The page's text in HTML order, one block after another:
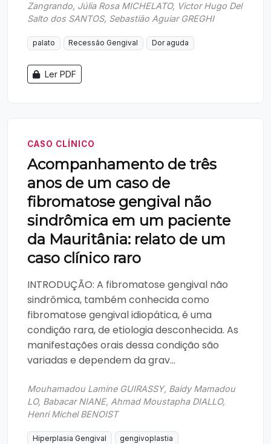
Zangrando, Júlia Rosa MICHELATO, Victor Hugo Del
Salto dos SANTOS, Sebastião Aguiar GREGHI
palato Recessão Gengival Dor aguda
Ler PDF
CASO CLÍNICO
Acompanhamento de três
anos de um caso de
fibromatose gengival não
sindrômica em um paciente
da Mauritânia: relato de um
caso clínico raro
INTRODUÇÃO: A fibromatose gengival não
sindrômica, também conhecida como
fibromatose gengival idiopática, é uma
condição rara, de etiologia desconhecida. As
manifestações orais dessa condição são
variadas e dependem da grav...
Mouhamadou Lamine GUIRASSY, Baidy Mamadou
LO, Babacar NIANE, Ahmad Moustapha DIALLO,
Henri Michel BENOIST
Hiperplasia Gengival
gengivoplastia